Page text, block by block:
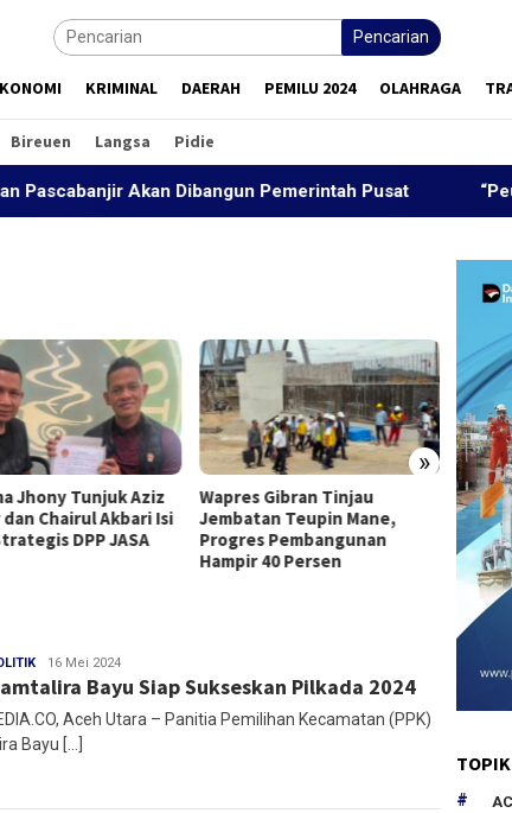
Pencarian
KRIMINAL DAERAH PEMILU 2024 OLAHRAGA
Bireuen Langsa Pidie
Akan Dibangun Pemerintah Pusat “Peutrang
»
Jhony Tunjuk Aziz
Chairul Akbari Isi
DPP JASA
Wapres Gibran Tinjau
Jembatan Teupin Mane,
Progres Pembangunan
Hampir 40 Persen
Redaksi
16 Mei 2024
Bayu Siap Sukseskan Pilkada 2024
Aceh Utara – Panitia Pemilihan Kecamatan (PPK)
Bayu […]